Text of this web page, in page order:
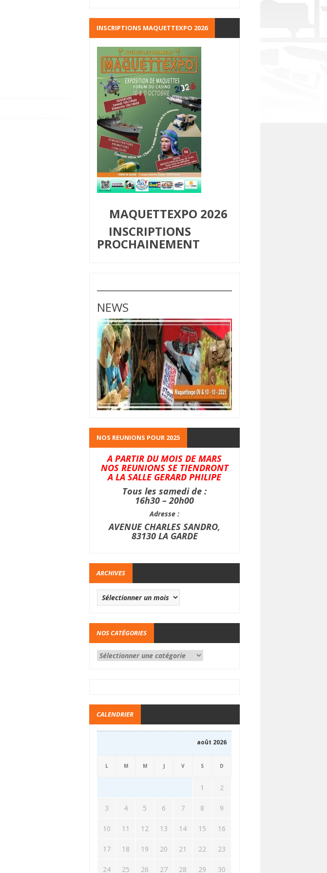
INSCRIPTIONS MAQUETTEXPO 2026
MAQUETTEXPO 2026
INSCRIPTIONS
PROCHAINEMENT
NEWS
NOS REUNIONS POUR 2025
A PARTIR DU MOIS DE MARS
NOS REUNIONS SE TIENDRONT
A LA SALLE GERARD PHILIPE
Tous les samedi de :
16h30 – 20h00
Adresse :
AVENUE CHARLES SANDRO,
83130 LA GARDE
ARCHIVES
NOS CATÉGORIES
CALENDRIER
août 2026
L M M J V S D
1 2
3 4 5 6 7 8 9
10 11 12 13 14 15 16
17 18 19 20 21 22 23
24 25 26 27 28 29 30